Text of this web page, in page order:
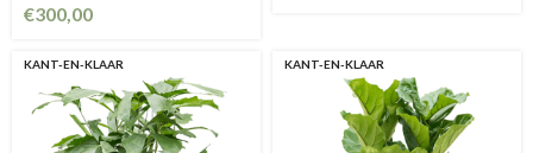
€300,00
KANT-EN-KLAAR KANT-EN-KLAAR